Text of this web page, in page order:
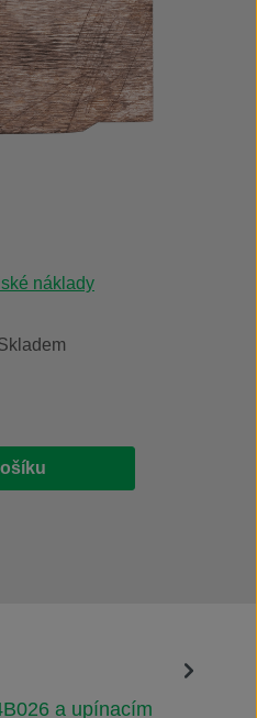
náklady
požadované
a upínacím